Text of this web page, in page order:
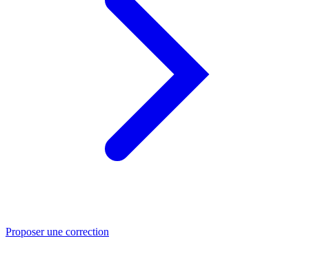
Proposer une correction